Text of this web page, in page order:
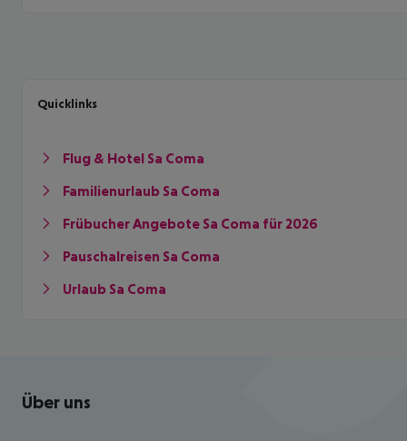
Quicklinks
Flug & Hotel Sa Coma
Familienurlaub Sa Coma
Frübucher Angebote Sa Coma für 2026
Pauschalreisen Sa Coma
Urlaub Sa Coma
Footer navigation
Über uns